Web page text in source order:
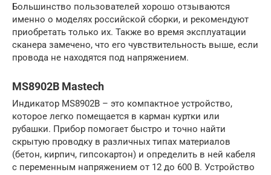
Большинство пользователей хорошо отзываются
именно о моделях российской сборки, и рекомендуют
приобретать только их. Также во время эксплуатации
сканера замечено, что его чувствительность выше, если
провода не находятся под напряжением.
MS8902B Mastech
Индикатор MS8902B – это компактное устройство,
которое легко помещается в карман куртки или
рубашки. Прибор помогает быстро и точно найти
скрытую проводку в различных типах материалов
(бетон, кирпич, гипсокартон) и определить в ней кабеля
с переменным напряжением от 12 до 600 В. Устройство